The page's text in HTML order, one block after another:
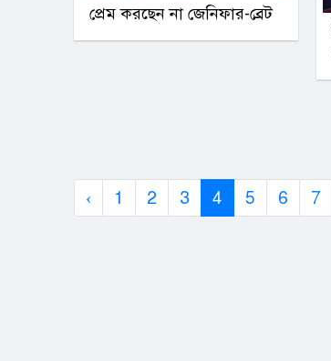
প্রেম করছেন না জেনিফার-ব্রেট
‹ 1 2 3 4 5 6 7